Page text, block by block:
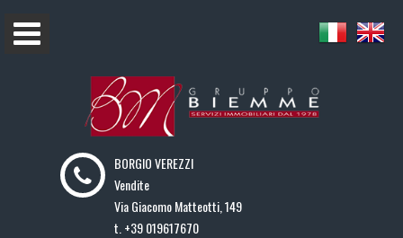
BORGIO VEREZZI
Vendite
Via Giacomo Matteotti, 149
t. +39 019617670